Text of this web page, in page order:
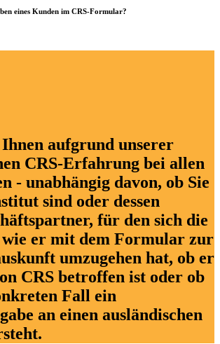
eines Kunden im CRS-Formular?
aufgrund unserer
CRS-Erfahrung bei allen
- unabhängig davon, ob Sie
sind oder dessen
für den sich die
er mit dem Formular zur
umzugehen hat, ob er
CRS betroffen ist oder ob
Fall ein
an einen ausländischen